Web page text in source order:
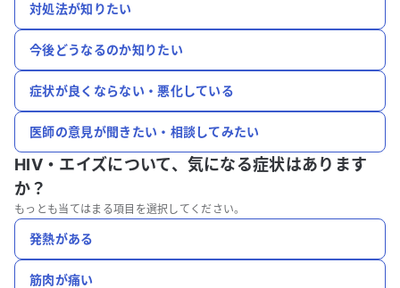
対処法が知りたい
今後どうなるのか知りたい
症状が良くならない・悪化している
医師の意見が聞きたい・相談してみたい
HIV・エイズについて、 気になる症状はあります
か？
もっとも当てはまる項目を選択してください。
発熱がある
筋肉が痛い